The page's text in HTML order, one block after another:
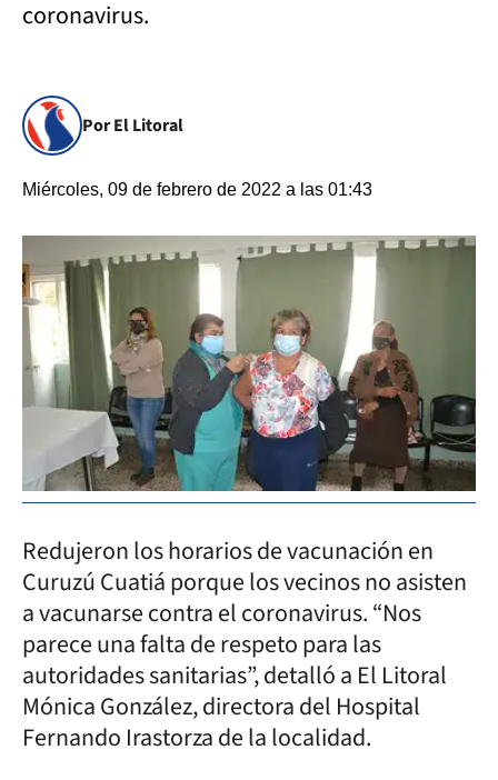
coronavirus.
Por El Litoral
Miércoles, 09 de febrero de 2022 a las 01:43
Redujeron los horarios de vacunación en
Curuzú Cuatiá porque los vecinos no asisten
a vacunarse contra el coronavirus. “Nos
parece una falta de respeto para las
autoridades sanitarias”, detalló a El Litoral
Mónica González, directora del Hospital
Fernando Irastorza de la localidad.